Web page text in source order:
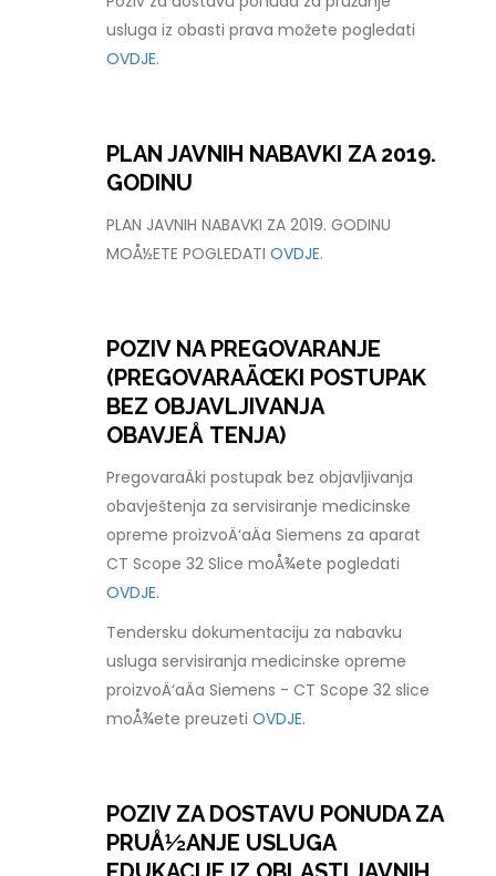
usluga iz obasti prava možete pogledati
OVDJE.
PLAN JAVNIH NABAVKI ZA 2019.
GODINU
PLAN JAVNIH NABAVKI ZA 2019. GODINU
MOÅ½ETE POGLEDATIOVDJE.
POZIV NA PREGOVARANJE
(PREGOVARAÄŒKI POSTUPAK
BEZ OBJAVLJIVANJA
OBAVJEÅ TENJA)
PregovaraÄki postupak bez objavljivanja
obavještenja za servisiranje medicinske
opreme proizvoÄ‘aÄa Siemens za aparat
CT Scope 32 Slice moÅ¾ete pogledati
OVDJE.
Tendersku dokumentaciju za nabavku
usluga servisiranja medicinske opreme
proizvoÄ‘aÄa Siemens - CT Scope 32 slice
moÅ¾ete preuzetiOVDJE.
POZIV ZA DOSTAVU PONUDA ZA
PRUÅ½ANJE USLUGA